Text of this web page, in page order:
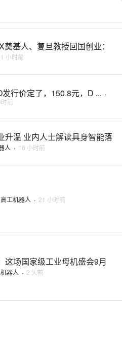
基人、复旦教授回国创业：
小时前
行价定了，150.8元，D ... ·
前
升温 业内人士解读具身智能落
人 · 16 小时前
高工机器人 · 21 小时前
这场国家级工业母机盛会9月
器人 · 2 天前